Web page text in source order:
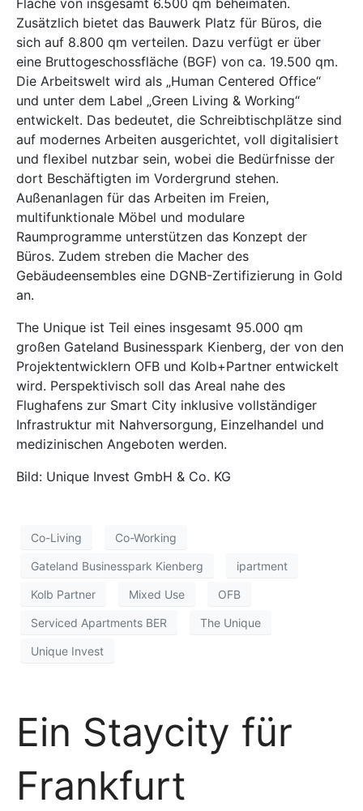
Fläche von insgesamt 6.500 qm beheimaten.
Zusätzlich bietet das Bauwerk Platz für Büros, die
sich auf 8.800 qm verteilen. Dazu verfügt er über
eine Bruttogeschossfläche (BGF) von ca. 19.500 qm.
Die Arbeitswelt wird als „Human Centered Office“
und unter dem Label „Green Living & Working“
entwickelt. Das bedeutet, die Schreibtischplätze sind
auf modernes Arbeiten ausgerichtet, voll digitalisiert
und flexibel nutzbar sein, wobei die Bedürfnisse der
dort Beschäftigten im Vordergrund stehen.
Außenanlagen für das Arbeiten im Freien,
multifunktionale Möbel und modulare
Raumprogramme unterstützen das Konzept der
Büros. Zudem streben die Macher des
Gebäudeensembles eine DGNB-Zertifizierung in Gold
an.
The Unique ist Teil eines insgesamt 95.000 qm
großen Gateland Businesspark Kienberg, der von den
Projektentwicklern OFB und Kolb+Partner entwickelt
wird. Perspektivisch soll das Areal nahe des
Flughafens zur Smart City inklusive vollständiger
Infrastruktur mit Nahversorgung, Einzelhandel und
medizinischen Angeboten werden.
Bild: Unique Invest GmbH & Co. KG
Co-Living Co-Working
Gateland Businesspark Kienberg ipartment
Kolb Partner Mixed Use OFB
Serviced Apartments BER The Unique
Unique Invest
Ein Staycity für
Frankfurt